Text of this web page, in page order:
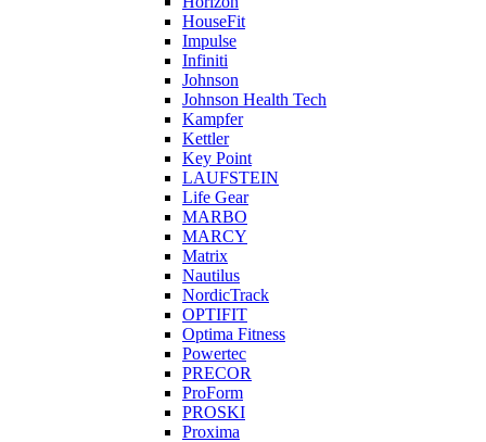
HouseFit
Impulse
Infiniti
Johnson
Johnson Health Tech
Kampfer
Kettler
Key Point
LAUFSTEIN
Life Gear
MARBO
MARCY
Matrix
Nautilus
NordicTrack
OPTIFIT
Optima Fitness
Powertec
PRECOR
ProForm
PROSKI
Proxima